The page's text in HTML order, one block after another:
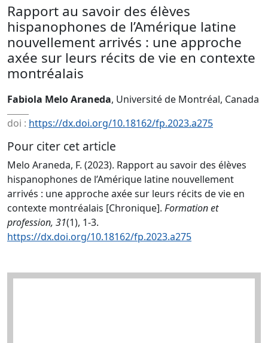
Rapport au savoir des élèves
hispanophones de l’Amérique latine
nouvellement arrivés : une approche
axée sur leurs récits de vie en contexte
montréalais
Fabiola Melo Araneda, Université de Montréal, Canada
doi : https://dx.doi.org/10.18162/fp.2023.a275
Pour citer cet article
Melo Araneda, F. (2023). Rapport au savoir des élèves
hispanophones de l’Amérique latine nouvellement
arrivés : une approche axée sur leurs récits de vie en
contexte montréalais [Chronique]. Formation et
profession, 31(1), 1-3.
https://dx.doi.org/10.18162/fp.2023.a275